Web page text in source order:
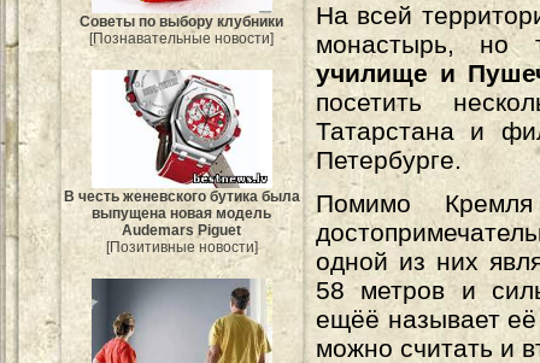
Советы по выбору клубники
[Познавательные новости]
В честь женевского бутика была
выпущена новая модель
Audemars Piguet
[Позитивные новости]
На всей
монастырь, но
училище и
посетить
Татарстана и
Петербурге.
Помимо
одной из них
58 метров и
ещёё называет
можно считать и